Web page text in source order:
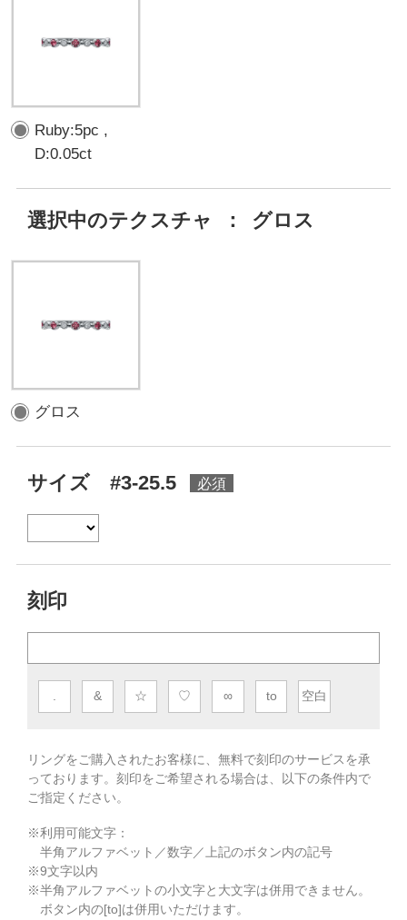
Ruby:5pc ,
D:0.05ct
選択中のテクスチャ ： グロス
グロス
サイズ #3-25.5
刻印
& ☆ ♡ ∞ to 空白
リングをご購入されたお客様に、無料で刻印のサービスを承
っております。 刻印をご希望される場合は、以下の条件内で
ご指定ください。
※利用可能文字：
半角アルファベット／数字／上記のボタン内の記号
※9文字以内
※半角アルファベットの小文字と大文字は併用できません。
ボタン内の[to]は併用いただけます。